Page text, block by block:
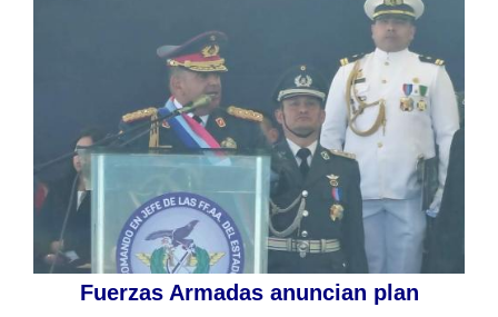
Fuerzas Armadas anuncian plan